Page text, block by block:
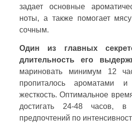
задает основные
ноты, а также помогает
сочным.
Один из главных
длительность его
мариновать минимум 12
пропиталось ароматами
жесткость. Оптимальное
достигать 24-48 часов, в
предпочтений по